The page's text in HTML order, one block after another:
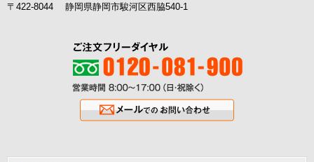
〒422-8044 静岡県静岡市駿河区西脇540-1
ご注文フリーダイヤル0120-081-900
営業時間8:00〜17:00（日・祝除く